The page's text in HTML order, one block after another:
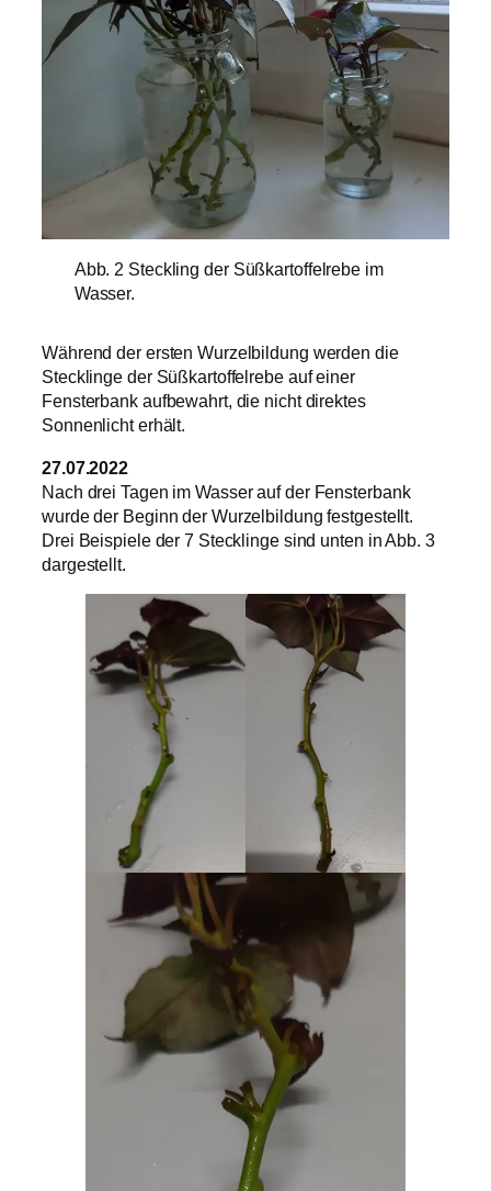
Abb. 2 Steckling der Süßkartoffelrebe im
Wasser.
Während der ersten Wurzelbildung werden die
Stecklinge der Süßkartoffelrebe auf einer
Fensterbank aufbewahrt, die nicht direktes
Sonnenlicht erhält.
27.07.2022
Nach drei Tagen im Wasser auf der Fensterbank
wurde der Beginn der Wurzelbildung festgestellt.
Drei Beispiele der 7 Stecklinge sind unten in Abb. 3
dargestellt.